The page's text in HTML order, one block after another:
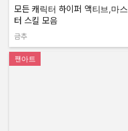
모든 캐릭터 하이퍼 액티브,마스
터 스킬 모음
작성자:
금추
팬아트